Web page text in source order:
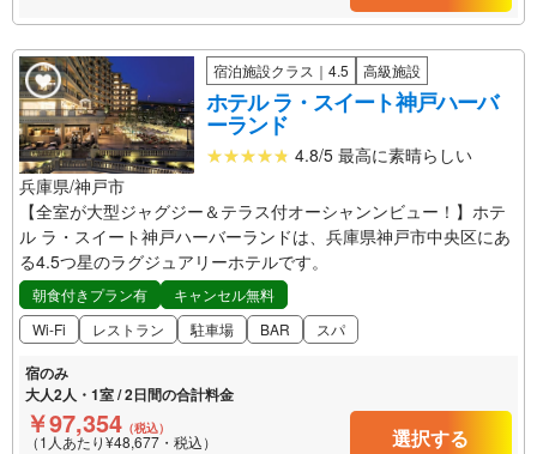
宿泊施設クラス｜4.5 高級施設
ホテル ラ・スイート神戸ハーバ
ーランド
4.8/5 最高に素晴らしい
兵庫県/神戸市
【全室が大型ジャグジー＆テラス付オーシャンンビュー！】ホテ
ル ラ・スイート神戸ハーバーランドは、兵庫県神戸市中央区にあ
る4.5つ星のラグジュアリーホテルです。
朝食付きプラン有
キャンセル無料
Wi-Fi
レストラン 駐車場 BAR スパ
宿のみ
大人2人・1室 / 2日間の合計料金
￥97,354 （税込）
（1人あたり¥48,677・税込） 選択する